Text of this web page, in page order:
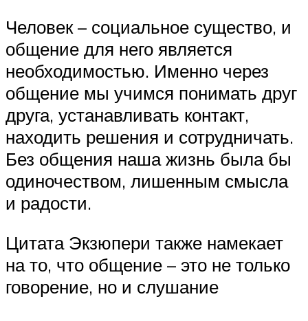
Человек – социальное существо, и
общение для него является
необходимостью. Именно через
общение мы учимся понимать друг
друга, устанавливать контакт,
находить решения и сотрудничать.
Без общения наша жизнь была бы
одиночеством, лишенным смысла
и радости.
Цитата Экзюпери также намекает
на то, что общение – это не только
говорение, но и слушание